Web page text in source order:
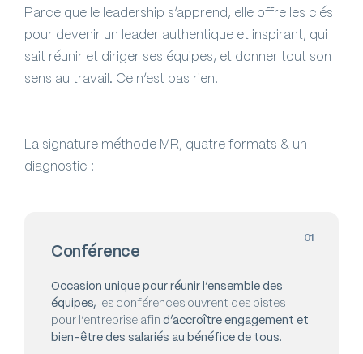
Parce que le leadership s’apprend, elle offre les clés
pour devenir un leader authentique et inspirant, qui
sait réunir et diriger ses équipes, et donner tout son
sens au travail. Ce n’est pas rien.
La signature méthode MR, quatre formats & un
diagnostic :
Conférence
01
Occasion unique pour réunir l’ensemble des
équipes, les conférences ouvrent des pistes
pour l’entreprise afin d’accroître engagement et
bien-être des salariés au bénéfice de tous.